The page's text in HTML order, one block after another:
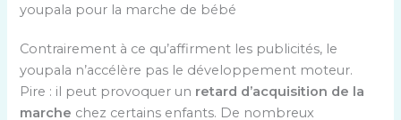
youpala pour la marche de bébé
Contrairement à ce qu’affirment les publicités, le
youpala n’accélère pas le développement moteur.
Pire : il peut provoquer un retard d’acquisition de la
marche chez certains enfants. De nombreux